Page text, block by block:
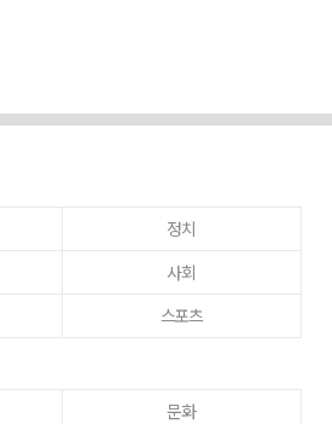
정치
사회
스포츠
문화